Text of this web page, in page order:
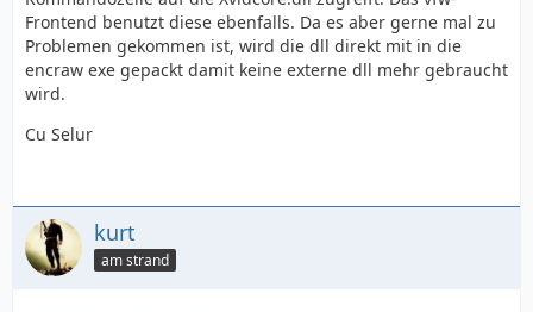
Frontend benutzt diese ebenfalls. Da es aber gerne mal zu
Problemen gekommen ist, wird die dll direkt mit in die
encraw exe gepackt damit keine externe dll mehr gebraucht
wird.
Cu Selur
kurt
am strand